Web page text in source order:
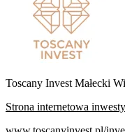
Toscany Invest Małecki
Strona internetowa